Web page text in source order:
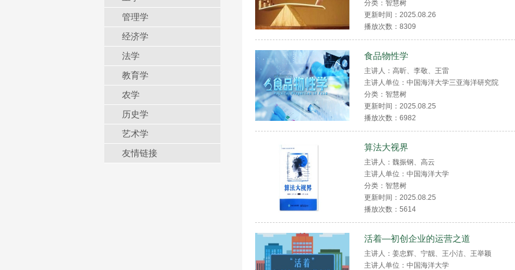
管理学
经济学
法学
教育学
农学
历史学
艺术学
友情链接
分类：智慧树
更新时间：2025.08.26
播放次数： 8309
食品物性学
主讲人：高昕、李敬、王雷
主讲人单位：中国海洋大学三亚海洋研究院
分类：智慧树
更新时间：2025.08.25
播放次数： 6982
算法大视界
主讲人：魏振钢、高云
主讲人单位：中国海洋大学
分类：智慧树
更新时间：2025.08.25
播放次数： 5614
活着—初创企业的运营之道
主讲人：姜忠辉、宁靓、王小洁、王举颖
主讲人单位：中国海洋大学